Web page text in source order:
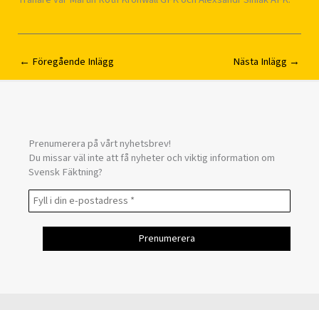
← Föregående Inlägg Nästa Inlägg →
Prenumerera på vårt nyhetsbrev!
Du missar väl inte att få nyheter och viktig information om
Svensk Fäktning?